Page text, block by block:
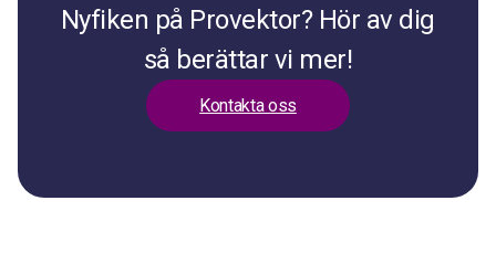
Nyfiken på Provektor? Hör av dig
så berättar vi mer!
Kontakta oss